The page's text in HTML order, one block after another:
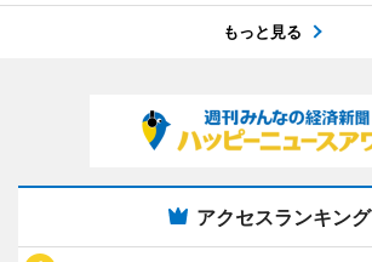
もっと見る
アクセスランキング